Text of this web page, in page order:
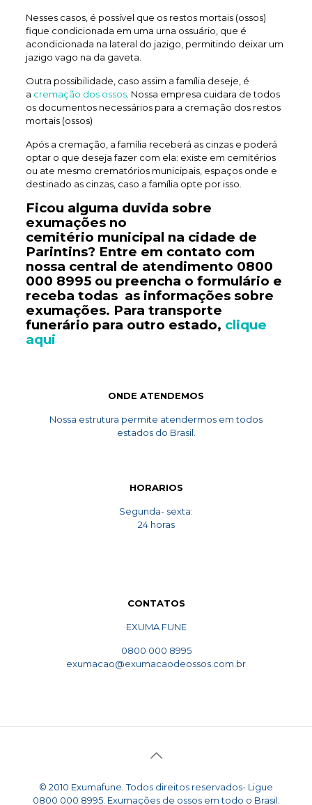
Nesses casos, é possível que os restos mortais (ossos)
fique condicionada em uma urna ossuário, que é
acondicionada na lateral do jazigo, permitindo deixar um
jazigo vago na da gaveta.
Outra possibilidade, caso assim a família deseje, é
a cremação dos ossos. Nossa empresa cuidara de todos
os documentos necessários para a cremação dos restos
mortais (ossos)
Após a cremação, a família receberá as cinzas e poderá
optar o que deseja fazer com ela: existe em cemitérios
ou ate mesmo crematórios municipais, espaços onde e
destinado as cinzas, caso a família opte por isso.
Ficou alguma duvida sobre
exumações no
cemitério municipal na cidade de
Parintins? Entre em contato com
nossa central de atendimento 0800
000 8995ou preencha o formulário e
receba todas as informações sobre
exumações. Para transporte
funerário para outro estado, clique
aqui
ONDE ATENDEMOS
Nossa estrutura permite atendermos em todos
estados do Brasil.
HORARIOS
Segunda- sexta:
24 horas
CONTATOS
EXUMA FUNE
0800 000 8995
exumacao@exumacaodeossos.com.br
© 2010 Exumafune. Todos direitos reservados- Ligue
0800 000 8995. Exumações de ossos em todo o Brasil.